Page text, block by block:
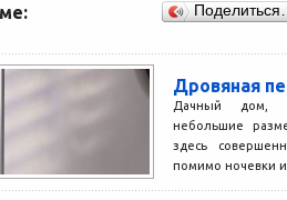
Дровяная
Дачный дом,
небольшие
здесь
помимо ночевки и